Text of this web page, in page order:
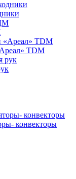
TDM
конвекторы